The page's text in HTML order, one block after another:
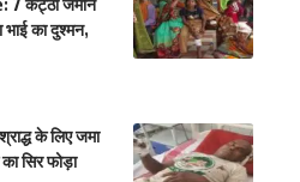
कट्ठा जमीन
का दुश्मन,
के लिए जमा
सिर फोड़ा